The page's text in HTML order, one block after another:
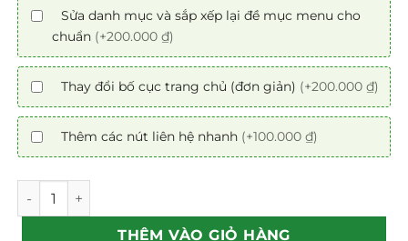
Sửa danh mục và sắp xếp lại đề mục menu cho
chuẩn (+200.000 ₫)
Thay đổi bố cục trang chủ (đơn giản) (+200.000 ₫)
Thêm các nút liên hệ nhanh (+100.000 ₫)
Mẫu theme Website giới thiệu 9 decol nội thất chuẩn
THÊM VÀO GIỎ HÀNG